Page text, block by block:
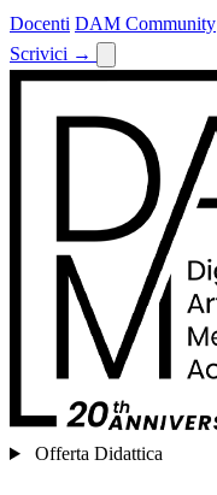
Docenti DAM Community
Scrivici →
Offerta Didattica